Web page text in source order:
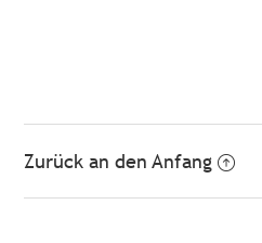
Zurück an den Anfang